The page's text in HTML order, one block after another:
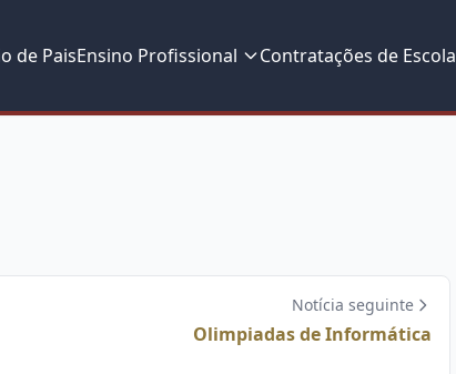
de PaisEnsino Profissional Contratações de Escola
Notícia seguinte
Olimpiadas de Informática